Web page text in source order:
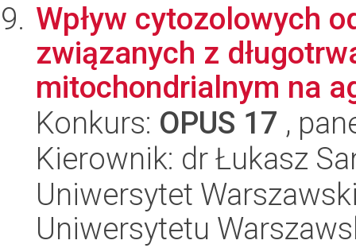
Wpływ cytozolowych
związanych z
mitochondrialnym na
Konkurs: OPUS 17 ,
Kierownik: dr Łukasz
Uniwersytet
Uniwersytetu